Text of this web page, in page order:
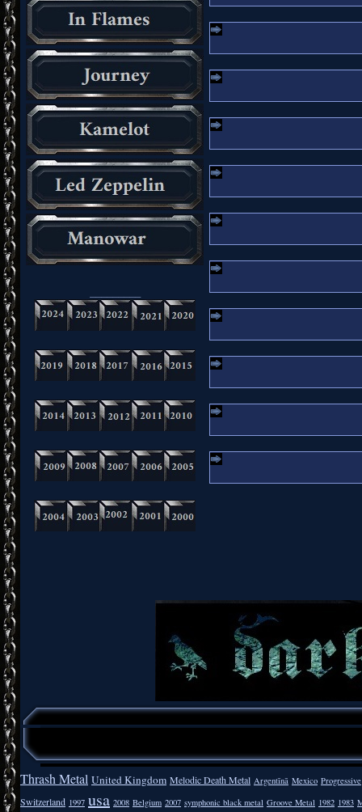
Thrash Metal United Kingdom Melodic Death Metal Argentīnā Mexico Progressive
Switzerland 1997 usa 2008 Belgium 2007 symphonic black metal Groove Metal 1982 1983